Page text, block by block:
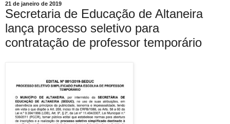
21 de janeiro de 2019
Secretaria de Educação de Altaneira
lança processo seletivo para
contratação de professor temporário